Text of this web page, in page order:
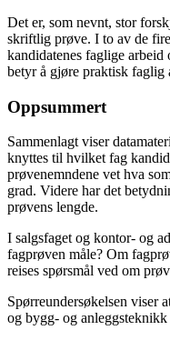
Det er, som nevnt, stor
skriftlig prøve. I to av de
kandidatenes faglige
betyr å gjøre praktisk faglig
Oppsummert
Sammenlagt viser
knyttes til hvilket fag
prøvenemndene vet hva
grad. Videre har det
prøvens lengde.
I salgsfaget og kontor- og
fagprøven måle? Om
reises spørsmål ved om
Spørreundersøkelsen viser
og bygg- og